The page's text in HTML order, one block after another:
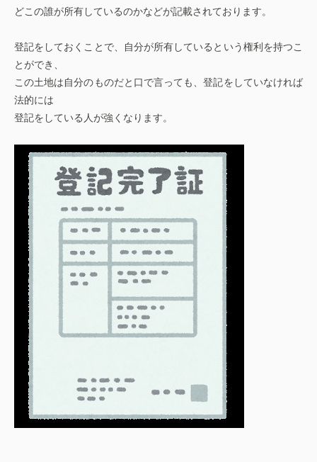
どこの誰が所有しているのかなどが記載されております。
登記をしておくことで、自分が所有しているという権利を持つこ
とができ、
この土地は自分のものだと口で言っても、登記をしていなければ
法的には
登記をしている人が強くなります。